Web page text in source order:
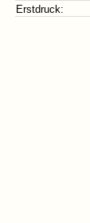
Erstdruck: